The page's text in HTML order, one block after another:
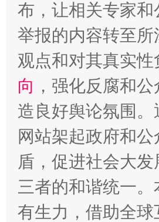
布，让相关专家
举报的内容转至
观点和对其真实性
向 ，强化反腐和
造良好舆论氛围
网站架起政府和
盾，促进社会大
三者的和谐统一
有生力，借助全